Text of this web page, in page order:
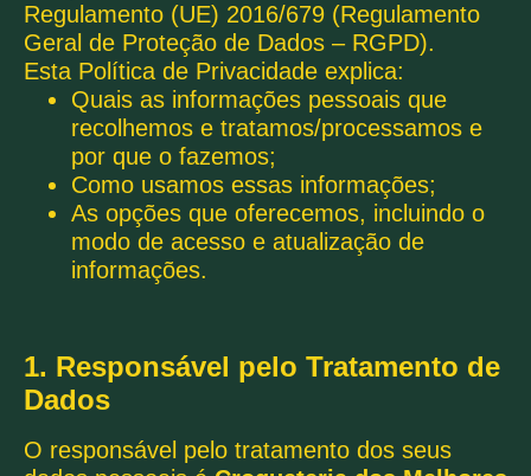
Regulamento (UE) 2016/679 (Regulamento
Geral de Proteção de Dados – RGPD).
Esta Política de Privacidade explica:
Quais as informações pessoais que
recolhemos e tratamos/processamos e
por que o fazemos;
Como usamos essas informações;
As opções que oferecemos, incluindo o
modo de acesso e atualização de
informações.
1. Responsável pelo Tratamento de
Dados
O responsável pelo tratamento dos seus